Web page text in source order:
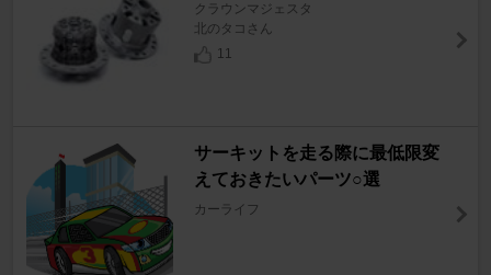
クラウンマジェスタ
北のタコさん
11
サーキットを走る際に最低限変
えておきたいパーツ○選
カーライフ